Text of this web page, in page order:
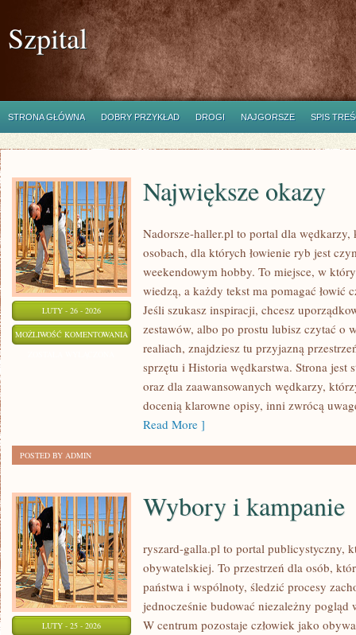
Szpital
STRONA GŁÓWNA DOBRY PRZYKŁAD DROGI NAJGORSZE SPIS
LUTY - 26 - 2026
MOŻLIWOŚĆ KOMENTOWANIA NAJWIĘKSZE
OKAZY
Największe okazy
Nadorsze-haller.pl to portal dla wędkarzy,
osobach, dla których łowienie ryb jest
weekendowym hobby. To miejsce, w
wiedzą, a każdy tekst ma pomagać łowić
Jeśli szukasz inspiracji, chcesz
zestawów, albo po prostu lubisz czytać o
realiach, znajdziesz tu przyjazną
sprzętu i Historia wędkarstwa. Strona jest
oraz dla zaawansowanych wędkarzy,
docenią klarowne opisy, inni zwrócą
Read More ]
POSTED BY ADMIN
LUTY - 25 - 2026
Wybory i kampanie
ryszard-galla.pl to portal publicystyczny,
obywatelskiej. To przestrzeń dla osób,
państwa i wspólnoty, śledzić procesy
jednocześnie budować niezależny
W centrum pozostaje człowiek jako